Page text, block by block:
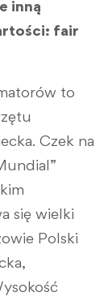
inną
fair
to
Czek na
się wielki
Polski